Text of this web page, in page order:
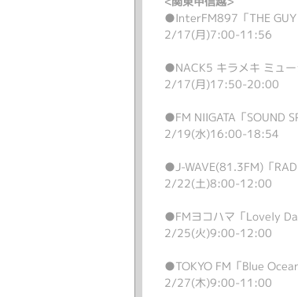
●InterFM897「THE GUY
2/17(月)7:00-11:56
●NACK5 キラメキ ミュー
2/17(月)17:50-20:00
●FM NIIGATA「SOUND
2/19(水)16:00-18:54
●J-WAVE(81.3FM)「
2/22(土)8:00-12:00
●FMヨコハマ「Lovely
2/25(火)9:00-12:00
●TOKYO FM「Blue Ocean
2/27(木)9:00-11:00